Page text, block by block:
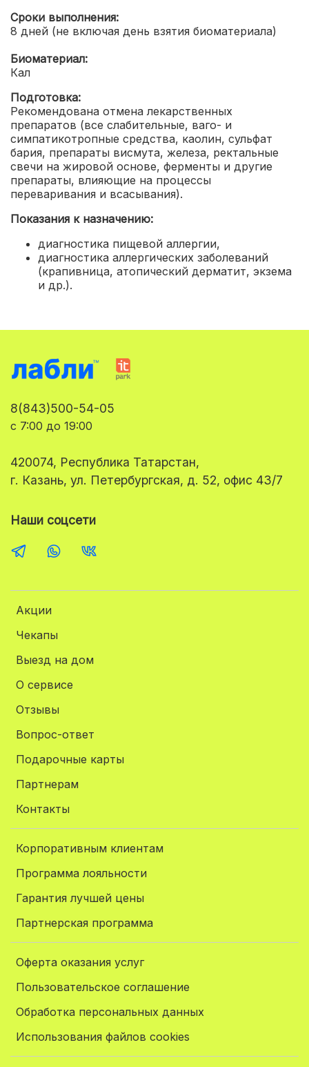
Сроки выполнения:
8 дней (не включая день взятия биоматериала)
Биоматериал:
Кал
Подготовка:
Рекомендована отмена лекарственных
препаратов (все слабительные, ваго- и
симпатикотропные средства, каолин, сульфат
бария, препараты висмута, железа, ректальные
свечи на жировой основе, ферменты и другие
препараты, влияющие на процессы
переваривания и всасывания).
Показания к назначению:
диагностика пищевой аллергии,
диагностика аллергических заболеваний
(крапивница, атопический дерматит, экзема
и др.).
Акции
Чекапы
Выезд на дом
О сервисе
Отзывы
Вопрос-ответ
Подарочные карты
Партнерам
Контакты
Корпоративным клиентам
Программа лояльности
Гарантия лучшей цены
Партнерская программа
Оферта оказания услуг
Пользовательское соглашение
Обработка персональных данных
Использования файлов cookies
8(843)500-54-05
с 7:00 до 19:00
420074, Республика Татарстан,
г. Казань, ул. Петербургская, д. 52, офис 43/7
Наши соцсети